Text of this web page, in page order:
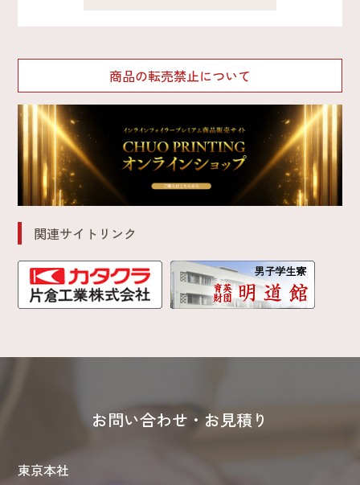
商品の転売禁止について
関連サイトリンク
お問い合わせ・お見積り
東京本社